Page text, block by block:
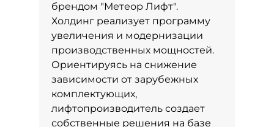
брендом "Метеор Лифт".
Холдинг реализует программу
увеличения и модернизации
производственных мощностей.
Ориентируясь на снижение
зависимости от зарубежных
комплектующих,
лифтопроизводитель создает
собственные решения на базе